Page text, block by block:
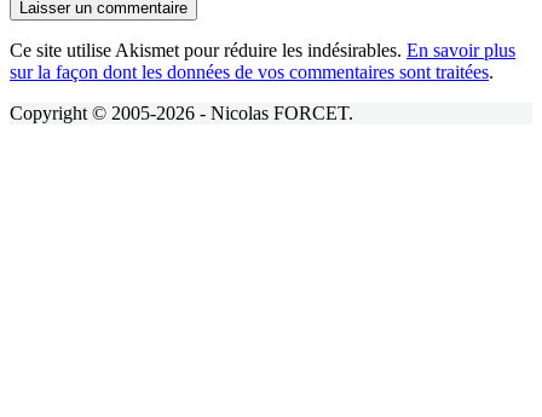
Laisser un commentaire
Ce site utilise Akismet pour réduire les indésirables. En savoir plus
sur la façon dont les données de vos commentaires sont traitées.
Copyright © 2005-2026 - Nicolas FORCET.